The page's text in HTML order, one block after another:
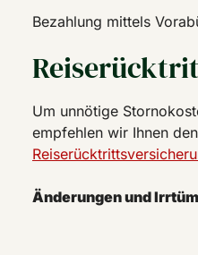
Bezahlung mittels
Um unnötige
empfehlen wir Ihnen
Änderungen und